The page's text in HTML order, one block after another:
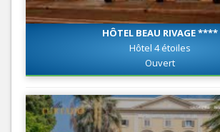
HÔTEL BEAU RIVAGE ****
Hôtel 4 étoiles
Ouvert